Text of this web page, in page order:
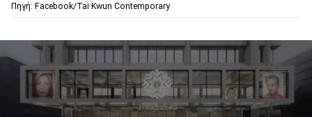
Πηγή: Facebook/Tai Kwun Contemporary